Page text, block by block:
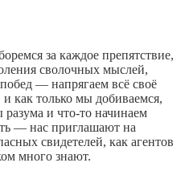
за каждое препятствие,
сволочных мыслей,
— напрягаем всё своё
как только мы добиваемся,
и что-то начинаем
— нас приглашают на
свидетелей, как агентов
много знают.